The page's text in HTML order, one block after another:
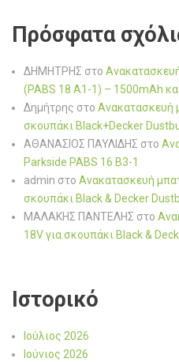
Πρόσφατα
ΔΗΜΗΤΡΗΣ στο
(PABS 18 A1-1) – 1500mAh
Δημήτρης στο Ανακατασκευή
σκουπάκι Black+Decker
ΑΘΑΝΑΣΙΟΣ ΠΑΥΛΙΔΗΣ στο
Parkside PABS 16 B3-1
admin στο Ανακατασκευή
σκουπάκι Black & Decker
ΜΑΛΑΚΗΣ ΠΑΝΤΕΛΗΣ στο
18V για σκουπάκι Black &
Ιστορικό
Ιούλιος 2026
Ιούνιος 2026